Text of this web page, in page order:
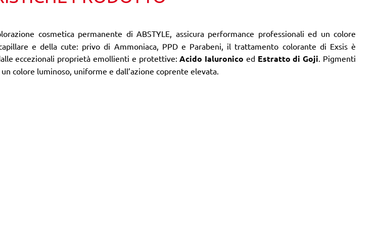
cosmetica permanente di ABSTYLE, assicura performance professionali ed un colore
e della cute: privo di Ammoniaca, PPD e Parabeni, il trattamento colorante di Exsis è
eccezionali proprietà emollienti e protettive:Acido Ialuronico edEstratto di Goji. Pigmenti
colore luminoso, uniforme e dall’azione coprente elevata.